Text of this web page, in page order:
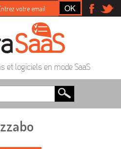
et logiciels en mode SaaS